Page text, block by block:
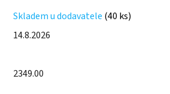
Skladem u dodavatele (40 ks)
14.8.2026
2349.00